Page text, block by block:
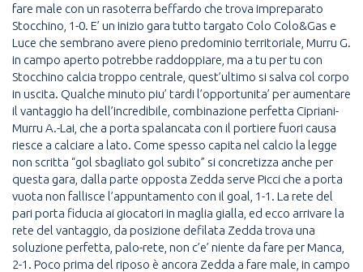
fare male con un rasoterra beffardo che trova impreparato
Stocchino, 1-0. E’ un inizio gara tutto targato Colo Colo&Gas e
Luce che sembrano avere pieno predominio territoriale, Murru G.
in campo aperto potrebbe raddoppiare, ma a tu per tu con
Stocchino calcia troppo centrale, quest’ultimo si salva col corpo
in uscita. Qualche minuto piu’ tardi l’opportunita’ per aumentare
il vantaggio ha dell’incredibile, combinazione perfetta Cipriani-
Murru A.-Lai, che a porta spalancata con il portiere fuori causa
riesce a calciare a lato. Come spesso capita nel calcio la legge
non scritta “gol sbagliato gol subito” si concretizza anche per
questa gara, dalla parte opposta Zedda serve Picci che a porta
vuota non fallisce l’appuntamento con il goal, 1-1. La rete del
pari porta fiducia ai giocatori in maglia gialla, ed ecco arrivare la
rete del vantaggio, da posizione defilata Zedda trova una
soluzione perfetta, palo-rete, non c’e’ niente da fare per Manca,
2-1. Poco prima del riposo è ancora Zedda a fare male, in campo